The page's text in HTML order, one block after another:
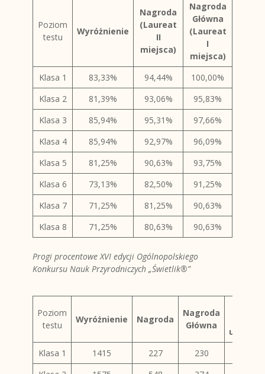
Poziom
testu
Wyróżnienie
Nagroda
(Laureat
II
miejsca)
Nagroda
Główna
(Laureat
I
miejsca)
Klasa 1
83,33% 94,44%
100,00%
Klasa 2
81,39% 93,06%
95,83%
Klasa 3
85,94% 95,31%
97,66%
Klasa 4
85,94% 92,97%
96,09%
Klasa 5
81,25% 90,63%
93,75%
Klasa 6
73,13% 82,50%
91,25%
Klasa 7
71,25% 81,25%
90,63%
Klasa 8
71,25% 80,63% 90,63%
Progi procentowe XVI edycji Ogólnopolskiego
Konkursu Nauk Przyrodniczych „Świetlik®”
Poziom
testu
Wyróżnienie Nagroda
Nagroda
Główna
Klasa 1
1415 227 230